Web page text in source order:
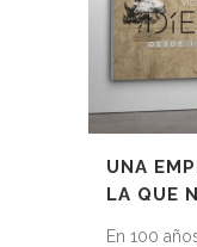
UNA
LA QUE
En 100